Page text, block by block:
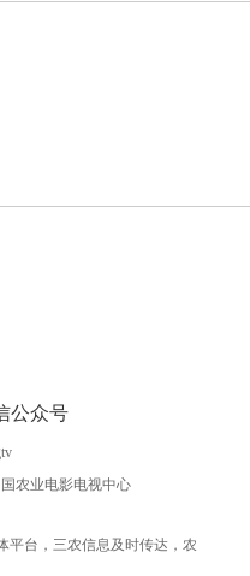
公众号
农业电影电视中心
平台，三农信息及时传达，农